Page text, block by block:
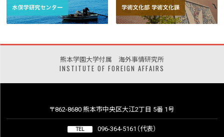
熊本学園大学付属 海外事情研究所
INSTITUTE OF FOREIGN AFFAIRS
〒862-8680 熊本市中央区大江2丁目 5番 1号
TEL 096-364-5161（代表）